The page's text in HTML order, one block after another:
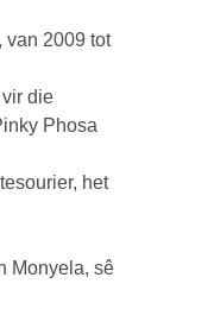
van 2009 tot
die
Phosa
het
Monyela, sê